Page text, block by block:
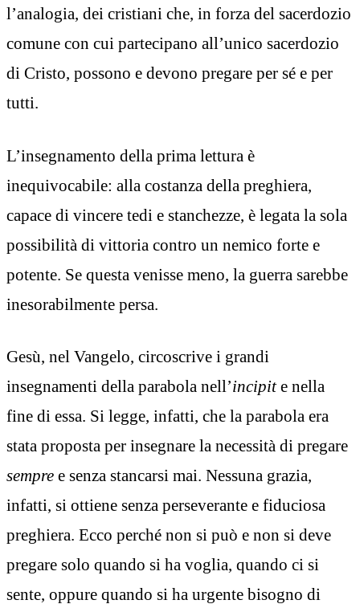
l’analogia, dei cristiani che, in forza del sacerdozio
comune con cui partecipano all’unico sacerdozio
di Cristo, possono e devono pregare per sé e per
tutti.
L’insegnamento della prima lettura è
inequivocabile: alla costanza della preghiera,
capace di vincere tedi e stanchezze, è legata la sola
possibilità di vittoria contro un nemico forte e
potente. Se questa venisse meno, la guerra sarebbe
inesorabilmente persa.
Gesù, nel Vangelo, circoscrive i grandi
insegnamenti della parabola nell’incipite nella
fine di essa. Si legge, infatti, che la parabola era
stata proposta per insegnare la necessità di pregare
sempre e senza stancarsi mai. Nessuna grazia,
infatti, si ottiene senza perseverante e fiduciosa
preghiera. Ecco perché non si può e non si deve
pregare solo quando si ha voglia, quando ci si
sente, oppure quando si ha urgente bisogno di